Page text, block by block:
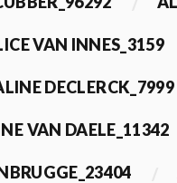
VAN INNES_3159
DECLERCK_7999
VAN DAELE_11342